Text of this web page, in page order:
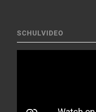
SCHULVIDEO